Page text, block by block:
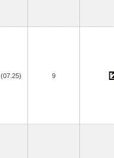
(07.25) 9